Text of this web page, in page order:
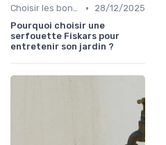
Choisir les bons outils •
28/12/2025
Pourquoi choisir une
serfouette Fiskars pour
entretenir son jardin ?